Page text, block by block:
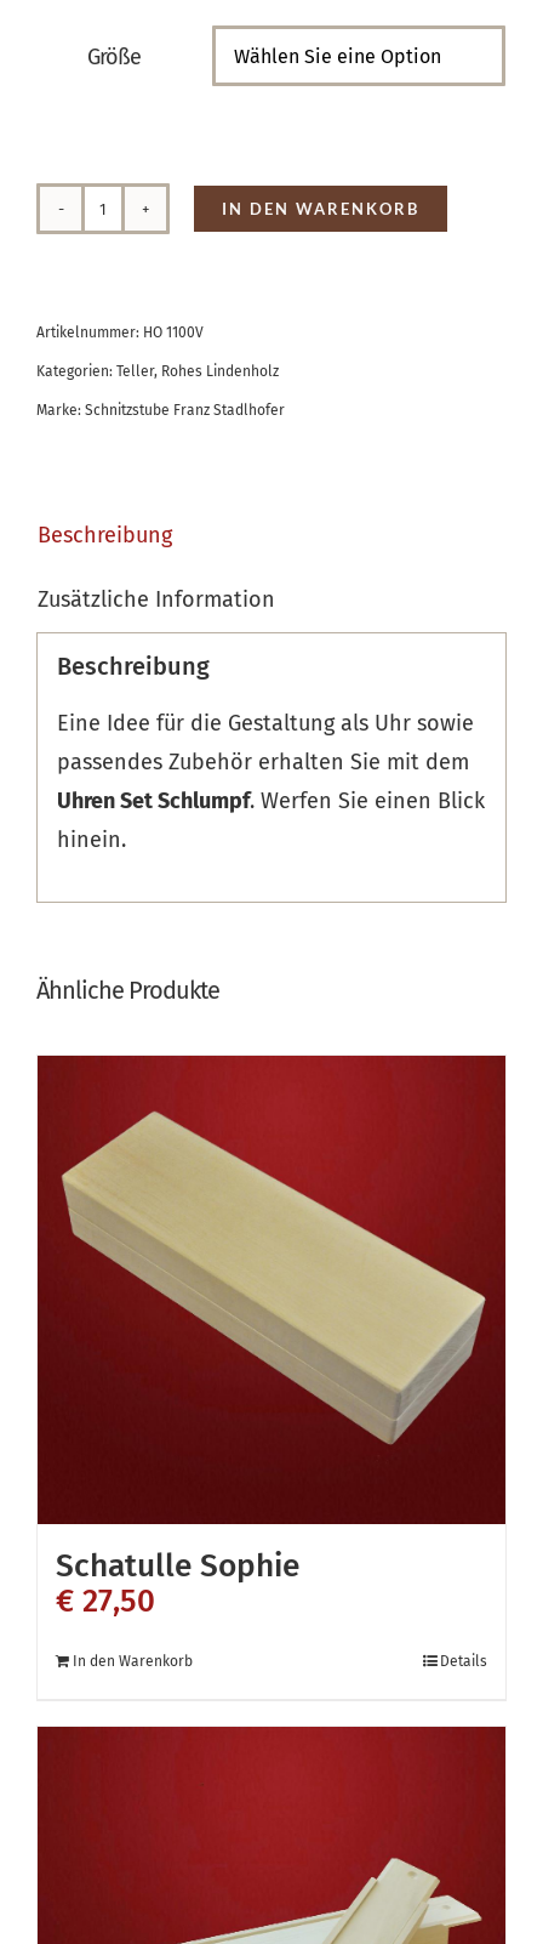
Größe
Teller
Menge
IN DEN WARENKORB
Artikelnummer: HO 1100V
Kategorien: Teller, Rohes Lindenholz
Marke: Schnitzstube Franz Stadlhofer
Beschreibung
Zusätzliche Information
Beschreibung
Eine Idee für die Gestaltung als Uhr sowie
passendes Zubehör erhalten Sie mit dem
Uhren Set Schlumpf. Werfen Sie einen Blick
hinein.
Ähnliche Produkte
Schatulle Sophie
€ 27,50
In den Warenkorb Details